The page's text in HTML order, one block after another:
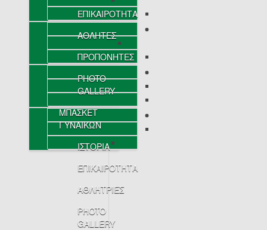
ΕΠΙΚΑΙΡΟΤΗΤΑ
ΑΘΛΗΤΕΣ
ΠΡΟΠΟΝΗΤΕΣ
PHOTO
GALLERY
ΜΠΑΣΚΕΤ
ΓΥΝΑΙΚΩΝ
ΙΣΤΟΡΙΑ
ΕΠΙΚΑΙΡΟΤΗΤΑ
ΑΘΛΗΤΡΙΕΣ
PHOTO
GALLERY